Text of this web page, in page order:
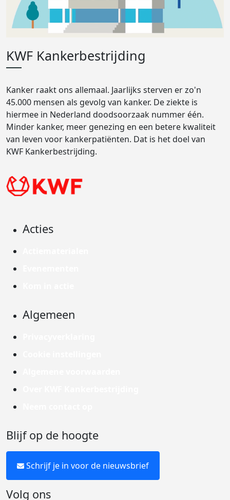
KWF Kankerbestrijding
Kanker raakt ons allemaal. Jaarlijks sterven er zo'n
45.000 mensen als gevolg van kanker. De ziekte is
hiermee in Nederland doodsoorzaak nummer één.
Minder kanker, meer genezing en een betere kwaliteit
van leven voor kankerpatiënten. Dat is het doel van
KWF Kankerbestrijding.
Acties
Algemeen
Blijf op de hoogte
Schrijf je in voor de nieuwsbrief
Volg ons